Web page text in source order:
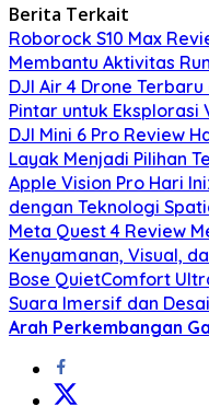
Berita Terkait
Roborock S10 Max
Membantu Aktivitas
DJI Air 4 Drone
Pintar untuk Eksplorasi
DJI Mini 6 Pro Review
Layak Menjadi Pilihan
Apple Vision Pro Hari
dengan Teknologi
Meta Quest 4 Review
Kenyamanan, Visual,
Bose QuietComfort
Suara Imersif dan
Arah Perkembangan